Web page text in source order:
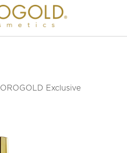
OROGOLD Exclusive